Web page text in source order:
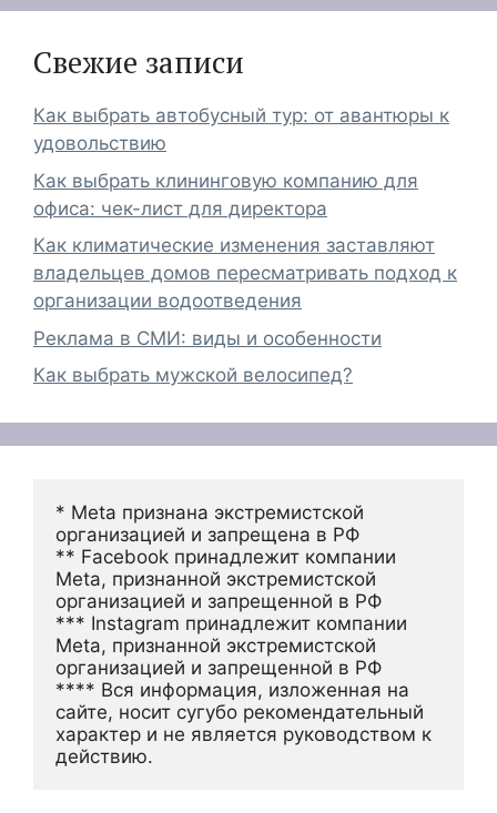
Свежие записи
Как выбрать автобусный тур: от авантюры к
удовольствию
Как выбрать клининговую компанию для
офиса: чек-лист для директора
Как климатические изменения заставляют
владельцев домов пересматривать подход к
организации водоотведения
Реклама в СМИ: виды и особенности
Как выбрать мужской велосипед?
* Meta признана экстремистской
организацией и запрещена в РФ
** Facebook принадлежит компании
Meta, признанной экстремистской
организацией и запрещенной в РФ
*** Instagram принадлежит компании
Meta, признанной экстремистской
организацией и запрещенной в РФ
**** Вся информация, изложенная на
сайте, носит сугубо рекомендательный
характер и не является руководством к
действию.